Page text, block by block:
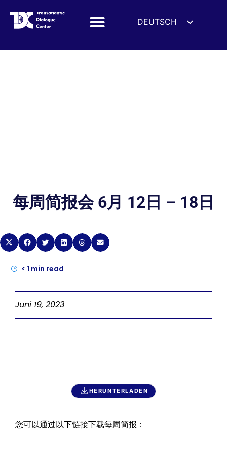
DEUTSCH
每周简报会 6月 12日 – 18日
< 1 min read
Juni 19, 2023
HERUNTERLADEN
您可以通过以下链接下载每周简报：